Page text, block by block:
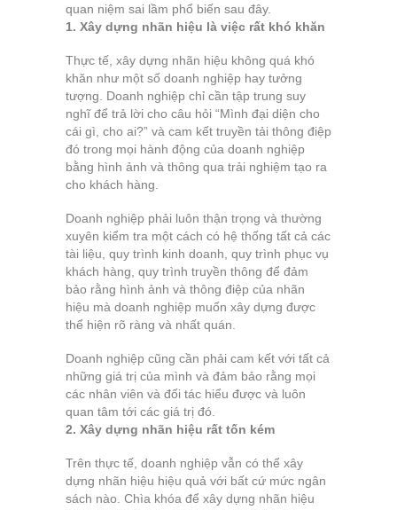
quan niệm sai lầm phổ biến sau đây.
1. Xây dựng nhãn hiệu là việc rất khó khăn
Thực tế, xây dựng nhãn hiệu không quá khó
khăn như một số doanh nghiệp hay tưởng
tượng. Doanh nghiệp chỉ cần tập trung suy
nghĩ để trả lời cho câu hỏi “Mình đại diện cho
cái gì, cho ai?” và cam kết truyền tải thông điệp
đó trong mọi hành động của doanh nghiệp
bằng hình ảnh và thông qua trải nghiệm tạo ra
cho khách hàng.
Doanh nghiệp phải luôn thận trọng và thường
xuyên kiểm tra một cách có hệ thống tất cả các
tài liệu, quy trình kinh doanh, quy trình phục vụ
khách hàng, quy trình truyền thông để đảm
bảo rằng hình ảnh và thông điệp của nhãn
hiệu mà doanh nghiệp muốn xây dựng được
thể hiện rõ ràng và nhất quán.
Doanh nghiệp cũng cần phải cam kết với tất cả
những giá trị của mình và đảm bảo rằng mọi
các nhân viên và đối tác hiểu được và luôn
quan tâm tới các giá trị đó.
2. Xây dựng nhãn hiệu rất tốn kém
Trên thực tế, doanh nghiệp vẫn có thể xây
dựng nhãn hiệu hiệu quả với bất cứ mức ngân
sách nào. Chìa khóa để xây dựng nhãn hiệu